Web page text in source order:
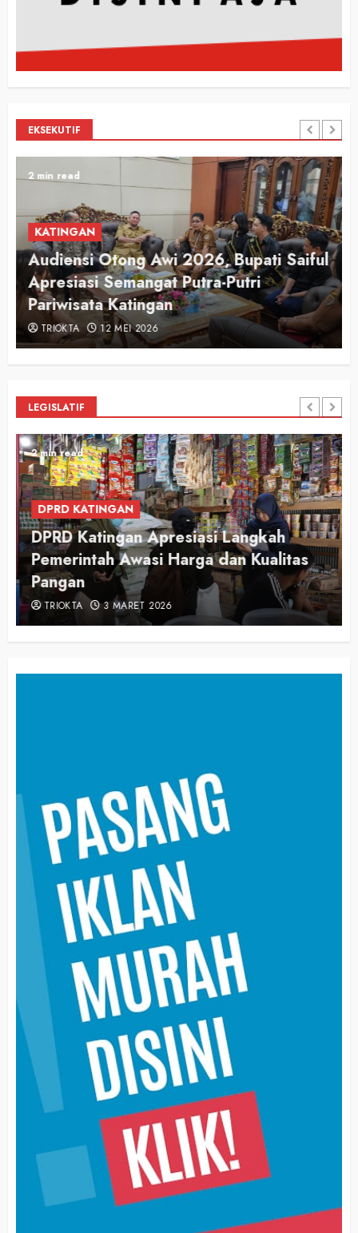
EKSEKUTIF
2 min read
KATINGAN
Audiensi Otong Awi 2026, Bupati Saiful
Apresiasi Semangat Putra-Putri
Pariwisata Katingan
TRIOKTA 12 MEI 2026
LEGISLATIF
2 min read
DPRD KATINGAN
DPRD Katingan Apresiasi Langkah
Pemerintah Awasi Harga dan Kualitas
Pangan
TRIOKTA 3 MARET 2026